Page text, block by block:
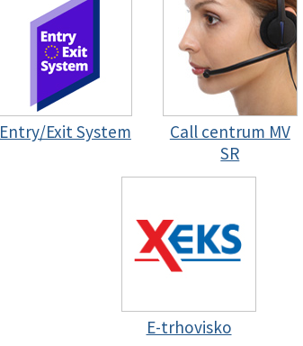
Entry/Exit System
Call centrum MV
SR
E-trhovisko